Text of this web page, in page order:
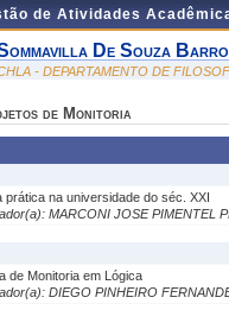
de Atividades
De Souza
- DEPARTAMENTO DE
de Monitoria
prática na universidade do séc. XXI
MARCONI JOSE PIMENTEL
de Monitoria em Lógica
DIEGO PINHEIRO